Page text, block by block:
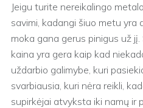
Jeigu turite nereikalingo
savimi, kadangi šiuo metu yra
moka gana gerus pinigus už
kaina yra gera kaip kad
uždarbio galimybe, kuri
svarbiausia, kuri nėra reikli,
supirkėjai atvyksta iki namų ir